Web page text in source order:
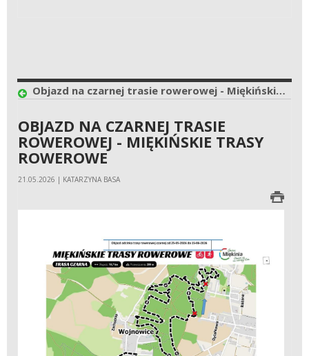
Objazd na czarnej trasie rowerowej - Miękińskie Trasy Rowerowe
OBJAZD NA CZARNEJ TRASIE
ROWEROWEJ - MIĘKIŃSKIE TRASY
ROWEROWE
21.05.2026 | KATARZYNA BASA